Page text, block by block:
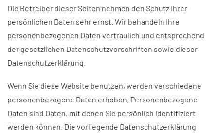
Die Betreiber dieser Seiten nehmen den Schutz Ihrer
persönlichen Daten sehr ernst. Wir behandeln Ihre
personenbezogenen Daten vertraulich und entsprechend
der gesetzlichen Datenschutzvorschriften sowie dieser
Datenschutzerklärung.
Wenn Sie diese Website benutzen, werden verschiedene
personenbezogene Daten erhoben. Personenbezogene
Daten sind Daten, mit denen Sie persönlich identifiziert
werden können. Die vorliegende Datenschutzerklärung